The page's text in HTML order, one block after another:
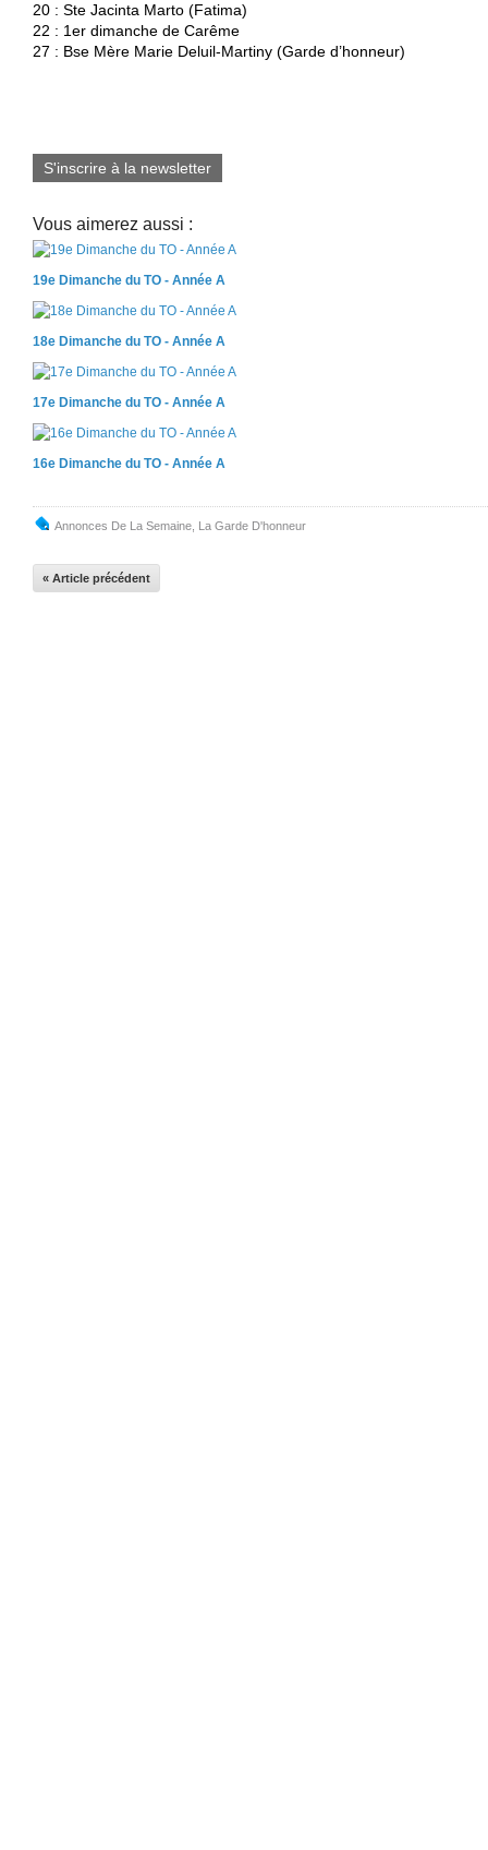
20 : Ste Jacinta Marto (Fatima)
22 : 1er dimanche de Carême
27 : Bse Mère Marie Deluil-Martiny (Garde d’honneur)
S'inscrire à la newsletter
Vous aimerez aussi :
19e Dimanche du TO - Année A
18e Dimanche du TO - Année A
17e Dimanche du TO - Année A
16e Dimanche du TO - Année A
Annonces De La Semaine, La Garde D'honneur
« Article précédent